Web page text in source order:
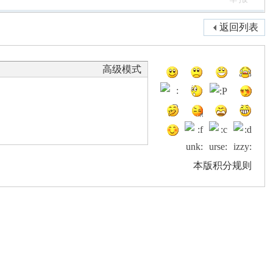
返回列表
高级模式
本版积分规则